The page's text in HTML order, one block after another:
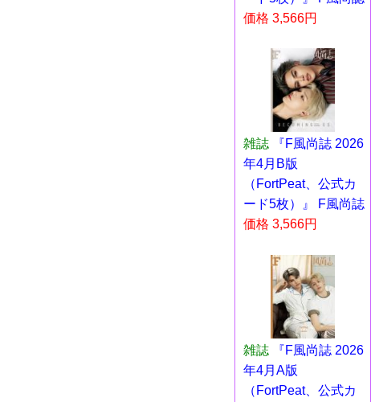
価格 3,566円
雑誌
『F風尚誌 2026
年4月B版
（FortPeat、公式カ
ード5枚）』 F風尚誌
価格 3,566円
雑誌
『F風尚誌 2026
年4月A版
（FortPeat、公式カ